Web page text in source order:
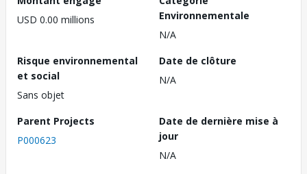
USD 0.00 millions
Environnementale
N/A
Risque environnemental
et social
Sans objet
Date de clôture
N/A
Parent Projects
P000623
Date de dernière mise à
jour
N/A